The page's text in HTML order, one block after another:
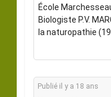
École
Biologiste P.V.
la naturopathie
Publié il y a 18 ans